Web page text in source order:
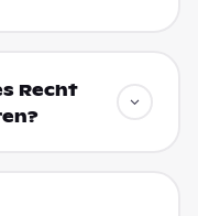
Recht